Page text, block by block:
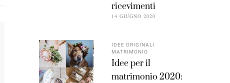
ricevimenti
14 GIUGNO 2020
IDEE ORIGINALI
MATRIMONIO
Idee per il
matrimonio 2020: